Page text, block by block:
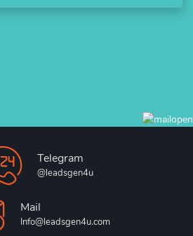
Telegram
@leadsgen4u
Mail
Info@leadsgen4u.com